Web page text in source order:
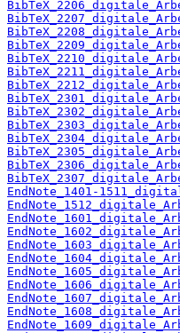
EndNote_1401-